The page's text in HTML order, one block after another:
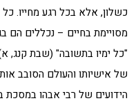
כשלון, אלא בכל רגע מחייו.
מסויימת בחיים – נכללים
"כל ימיו בתשובה" (שבת קנג,
של אישיותו והעולם הסובב
הידועים של רבי אבהו במסכת